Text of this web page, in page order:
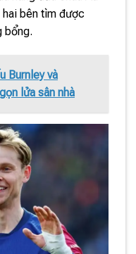
bên tìm được
bổng.
Burnley và
lửa sân nhà